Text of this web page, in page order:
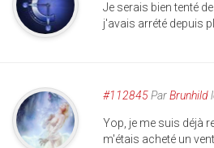
Je serais bien tenté
j'avais arrété depuis
#112845ParBrunhild
Yop, je me suis déjà
m'étais acheté un